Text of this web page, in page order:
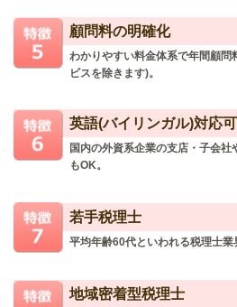
顧問料の明確化
わかりやすい料金体系で年間顧問
ビスを除きます)。
英語(バイリンガル)対応
国内の外資系企業の支店・子会
もOK。
若手税理士
平均年齢60代といわれる税理士業
地域密着型税理士